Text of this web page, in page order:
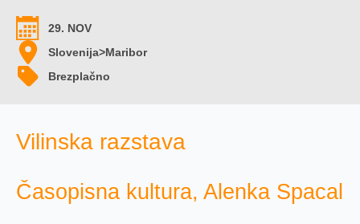
29. NOV
Slovenija>Maribor
Brezplačno
Vilinska razstava
Časopisna kultura, Alenka Spacal